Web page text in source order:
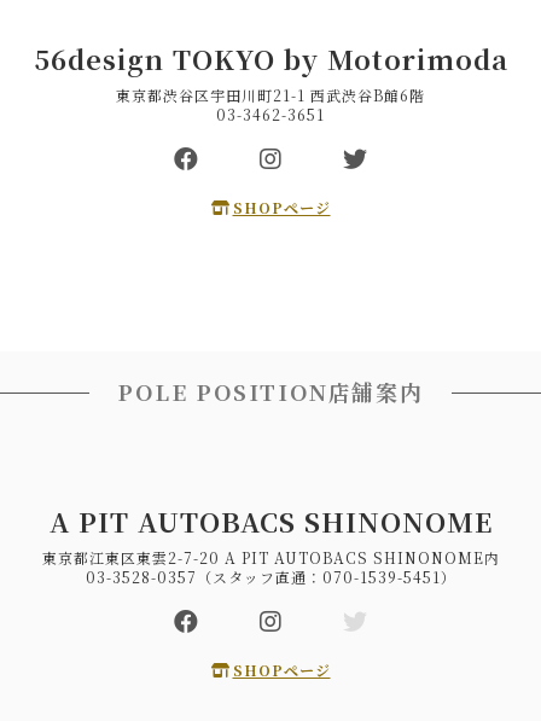
56design TOKYO by Motorimoda
東京都渋谷区宇田川町21-1 西武渋谷B館6階
03-3462-3651
SHOPページ
POLE POSITION店舗案内
A PIT AUTOBACS SHINONOME
東京都江東区東雲2-7-20 A PIT AUTOBACS SHINONOME内
03-3528-0357（スタッフ直通：070-1539-5451）
SHOPページ